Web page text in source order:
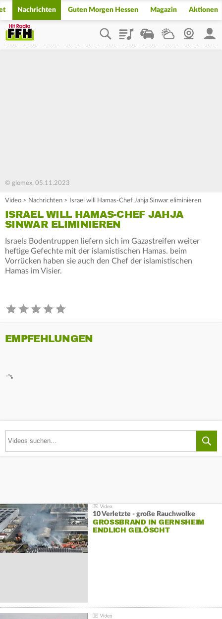
Nachrichten Guten Morgen Hessen Magazin Aktionen
PlaylistStaupilotWetterWebcam
© glomex, 05.11.2023
Video > Nachrichten > Israel will Hamas-Chef Jahja Sinwar eliminieren
ISRAEL WILL HAMAS-CHEF JAHJA
SINWAR ELIMINIEREN
Israels Bodentruppen liefern sich im Gazastreifen weiter
heftige Gefechte mit der islamistischen Hamas. beim
Vorrücken haben sie auch den Chef der islamistischen
Hamas im Visier.
EMPFEHLUNGEN
10 Verletzte - große Rauchwolke
GROSSBRAND IN GERNSHEIM E
NDLICH GELÖSCHT